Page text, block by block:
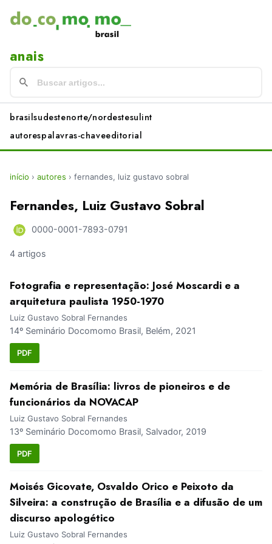
anais
brasilsudestenorte/nordestesulint
autorespalavras-chaveeditorial
início › autores › fernandes, luiz gustavo sobral
Fernandes, Luiz Gustavo Sobral
0000-0001-7893-0791
4 artigos
Fotografia e representação: José Moscardi e a
arquitetura paulista 1950-1970
Luiz Gustavo Sobral Fernandes
14º Seminário Docomomo Brasil, Belém, 2021
PDF
Memória de Brasília: livros de pioneiros e de
funcionários da NOVACAP
Luiz Gustavo Sobral Fernandes
13º Seminário Docomomo Brasil, Salvador, 2019
PDF
Moisés Gicovate, Osvaldo Orico e Peixoto da
Silveira: a construção de Brasília e a difusão de um
discurso apologético
Luiz Gustavo Sobral Fernandes